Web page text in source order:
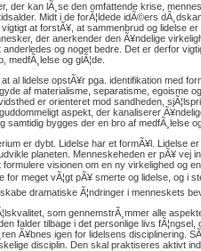
der kan lÃ¸se den omfattende krise,
Midt i de forÃ¦ldede idÃ©ers
at forstÃ¥, at sammenbrud og lidelse
der anerkender den Ã¥ndelige
anderledes og noget bedre. Det er derfor
medfÃ¸lelse og glÃ¦de.
al lidelse opstÃ¥r pga. identifikation med
af materialisme, separatisme, egoisme
er orienteret mod sandheden,
aspekt, der kanaliserer
samtidig bygges der en bro af medfÃ¸lelse
er dybt. Lidelse har et formÃ¥l. Lidelse
planeten. Menneskeheden er pÃ¥ vej
formulere visionen om en ny virkelighed og
for meget vÃ¦gt pÃ¥ smerte og lidelse, og i
dramatiske Ã¦ndringer i menneskets
som gennemstrÃ¸mmer alle
falder tilbage i det personlige livs
Ã¥bnes igen for lidelsens disciplinering.
disciplin. Den skal praktiseres aktivt